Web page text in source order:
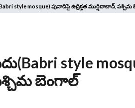
style mosque) పునాదిపై ఉద్రిక్తత ముర్షిదాబాద్‌,
style
బెంగాల్‌